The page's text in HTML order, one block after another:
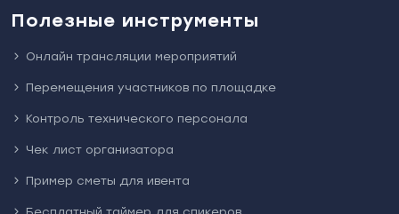
Полезные инструменты
Онлайн трансляции мероприятий
Перемещения участников по площадке
Контроль технического персонала
Чек лист организатора
Пример сметы для ивента